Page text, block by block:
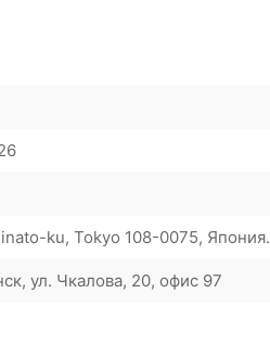
ku, Tokyo 108-0075, Япония.
ул. Чкалова, 20, офис 97